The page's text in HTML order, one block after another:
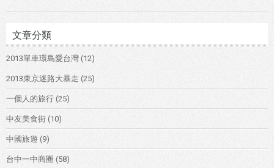
文章分類
2013單車環島愛台灣 (12)
2013東京迷路大暴走 (25)
一個人的旅行 (25)
中友美食街 (10)
中國旅遊 (9)
台中一中商圈 (58)